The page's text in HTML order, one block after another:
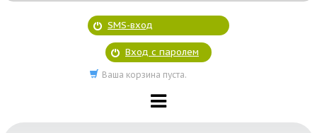
SMS-вход
Вход с паролем
Ваша корзина пуста.